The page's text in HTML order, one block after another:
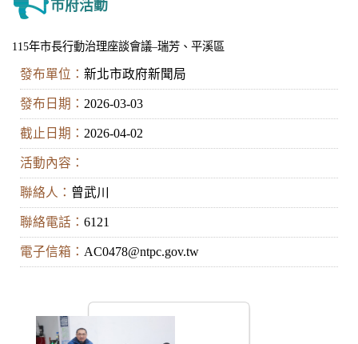
市府活動
115年市長行動治理座談會議–瑞芳、平溪區
發布單位： 新北市政府新聞局
發布日期： 2026-03-03
截止日期： 2026-04-02
活動內容：
聯絡人： 曾武川
聯絡電話： 6121
電子信箱： AC0478@ntpc.gov.tw